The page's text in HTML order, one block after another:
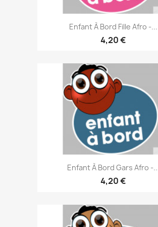
Enfant À Bord Fille Afro -...
4,20 €
Enfant À Bord Gars Afro -
4,20 €